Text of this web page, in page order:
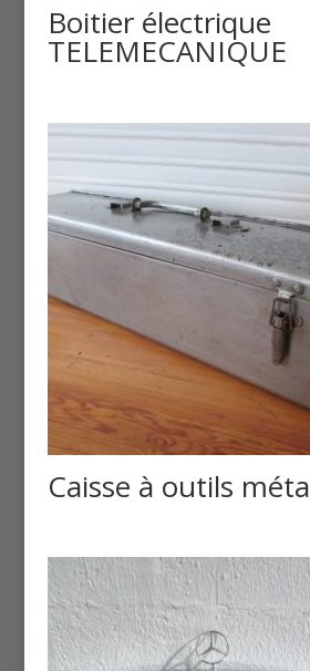
Boitier électrique
TELEMECANIQUE
Caisse à outils